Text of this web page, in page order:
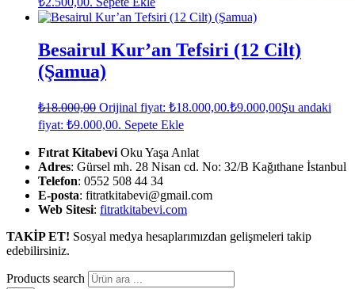
Besairul Kur’an Tefsiri (12 Cilt)
(Şamua)
₺18.000,00 Orijinal fiyat: ₺18.000,00.₺9.000,00Şu andaki
fiyat: ₺9.000,00. Sepete Ekle
Fıtrat Kitabevi Oku Yaşa Anlat
Adres: Gürsel mh. 28 Nisan cd. No: 32/B Kağıthane İstanbul
Telefon: 0552 508 44 34
E-posta: fitratkitabevi@gmail.com
Web Sitesi: fitratkitabevi.com
TAKİP ET! Sosyal medya hesaplarımızdan gelişmeleri takip
edebilirsiniz.
Products search